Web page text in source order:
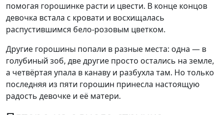
помогая горошинке расти и цвести. В конце концов
девочка встала с кровати и восхищалась
распустившимся бело-розовым цветком.
Другие горошины попали в разные места: одна — в
голубиный зоб, две другие просто остались на земле,
а четвёртая упала в канаву и разбухла там. Но только
последняя из пяти горошин принесла настоящую
радость девочке и её матери.